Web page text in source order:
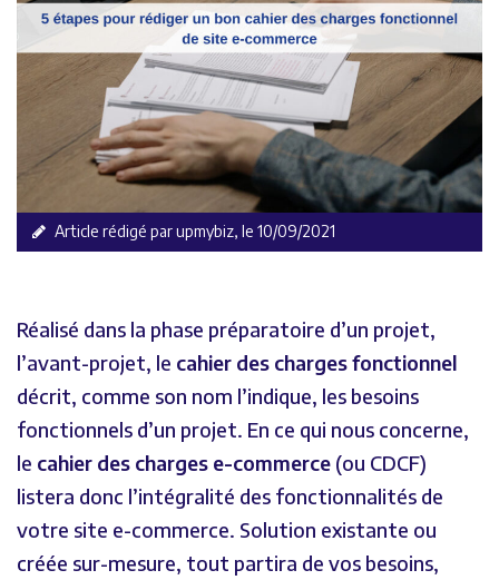
Article rédigé par upmybiz, le 10/09/2021
Réalisé dans la phase préparatoire d’un projet,
l’avant-projet, le cahier des charges fonctionnel
décrit, comme son nom l’indique, les besoins
fonctionnels d’un projet. En ce qui nous concerne,
le cahier des charges e-commerce (ou CDCF)
listera donc l’intégralité des fonctionnalités de
votre site e-commerce. Solution existante ou
créée sur-mesure, tout partira de vos besoins,